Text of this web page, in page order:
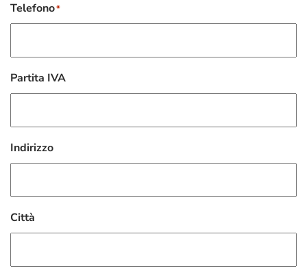
Telefono*
Partita IVA
Indirizzo
Città